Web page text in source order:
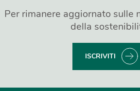
Per rimanere aggiornato sulle
della
ISCRIVITI